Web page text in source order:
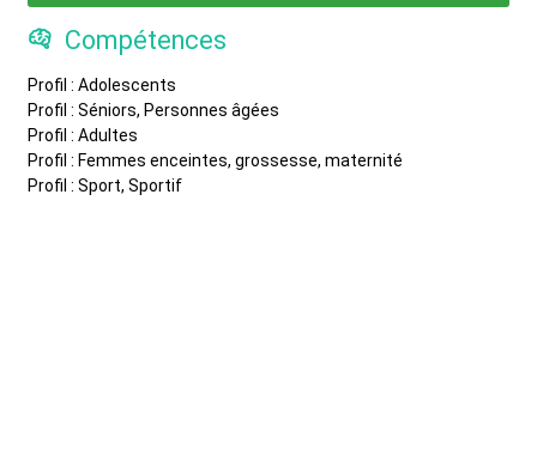
Compétences
Profil : Adolescents
Profil : Séniors, Personnes âgées
Profil : Adultes
Profil : Femmes enceintes, grossesse, maternité
Profil : Sport, Sportif